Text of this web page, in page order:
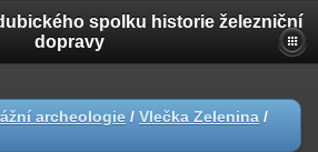
spolku historie železniční
dopravy
archeologie / Vlečka Zelenina /